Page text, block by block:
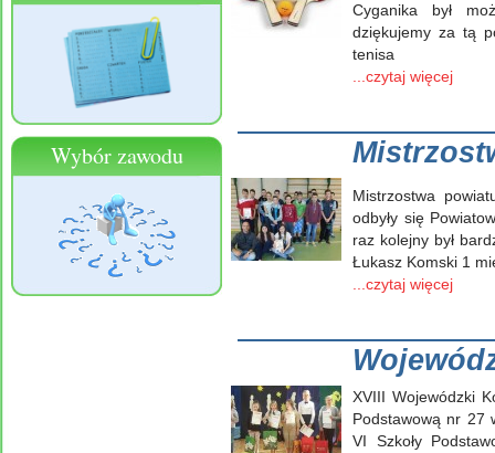
Wybór zawodu
Cyganika był
dziękujemy za tą
tenisa
...czytaj więcej
Mistrzostwa
odbyły się
raz kolejny był
Łukasz Komski 1
...czytaj więcej
XVIII Wojewódzki
Podstawową nr 27
VI Szkoły